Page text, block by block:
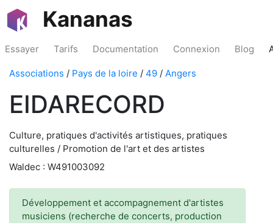
Kananas
Essayer Tarifs Documentation Connexion Blog
Associations / Pays de la loire / 49 / Angers
EIDARECORD
Culture, pratiques d'activités artistiques, pratiques
culturelles / Promotion de l'art et des artistes
Waldec : W491003092
Développement et accompagnement d'artistes
musiciens (recherche de concerts, production